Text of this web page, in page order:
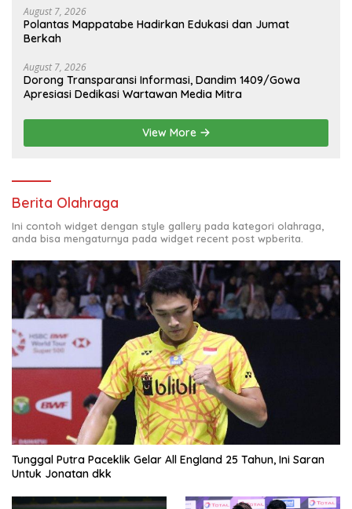
August 7, 2026
Polantas Mappatabe Hadirkan Edukasi dan Jumat
Berkah
August 7, 2026
Dorong Transparansi Informasi, Dandim 1409/Gowa
Apresiasi Dedikasi Wartawan Media Mitra
View More
Berita Olahraga
Ini contoh widget dengan style gallery pada kategori olahraga,
anda bisa mengaturnya pada widget recent post wpberita.
Tunggal Putra Paceklik Gelar All England 25 Tahun, Ini Saran
Untuk Jonatan dkk